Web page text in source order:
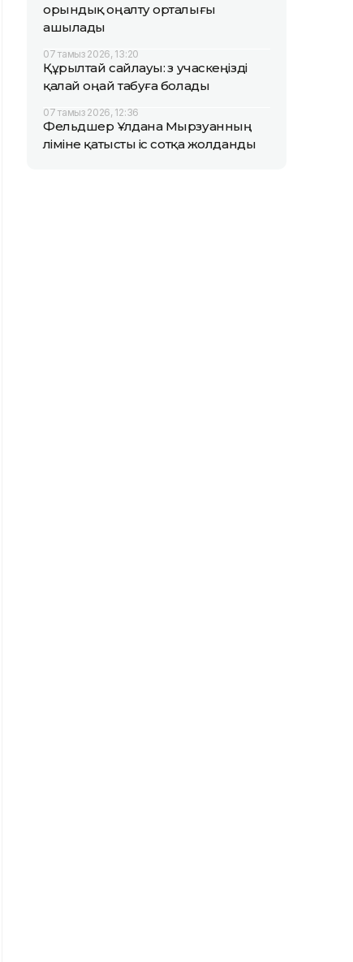
орындық оңалту орталығы
ашылады
07 тамыз 2026, 13:20
Құрылтай сайлауы: өз учаскеңізді
қалай оңай табуға болады
07 тамыз 2026, 12:36
Фельдшер Ұлдана Мырзуанның
өліміне қатысты іс сотқа жолданды